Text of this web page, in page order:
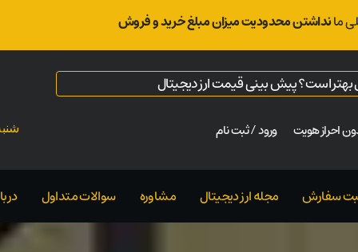
مانداشتن محدودیت میزان مبلغ خرید و فروش
بهتر است؟ پیش بینی قیمت ارز دیجیتال
احراز هویت ورود / ثبت نام
سفارش مجله ارز دیجیتال مشاوره سوالات متداول